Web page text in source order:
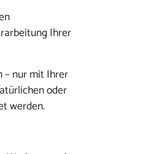
Ihrer
– nur mit Ihrer
oder
werden.